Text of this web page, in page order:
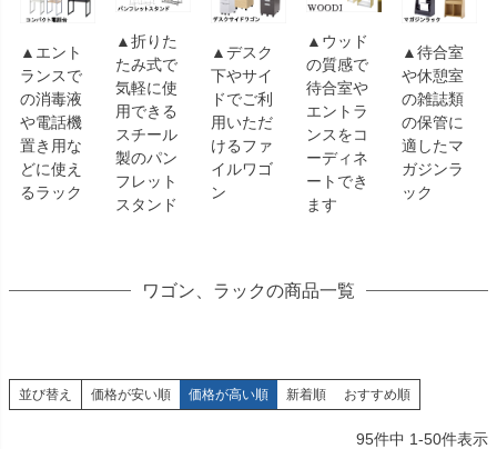
▲エント
ランスで
の消毒液
や電話機
置き用な
どに使え
るラック
▲折りた
たみ式で
気軽に使
用できる
スチール
製のパン
フレット
スタンド
▲デスク
下やサイ
ドでご利
用いただ
けるファ
イルワゴ
ン
▲ウッド
の質感で
待合室や
エントラ
ンスをコ
ーディネ
ートでき
ます
▲待合室
や休憩室
の雑誌類
の保管に
適したマ
ガジンラ
ック
ワゴン、ラックの商品一覧
並び替え 価格が安い順 価格が高い順 新着順 おすすめ順
95件中 1-50件表示